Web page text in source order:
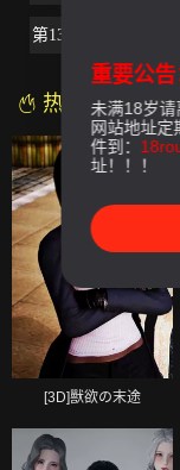
第13話-最終話
热门漫画
[3D]獸欲の末途
重要公告
未满18岁请
网站地址定
件到：
址！！！